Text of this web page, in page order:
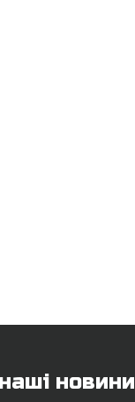
новини